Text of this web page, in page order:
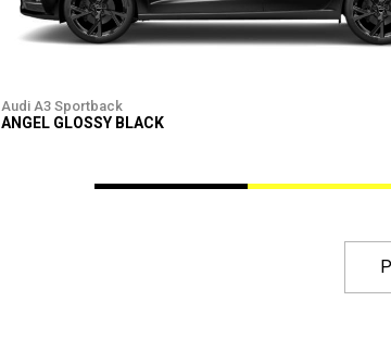
Audi A3 Sportback
ANGEL GLOSSY BLACK